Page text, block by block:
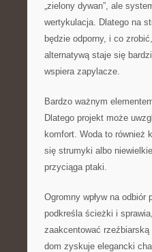
„zielony dywan”, ale
wertykulacja. Dlatego na
będzie odporny, i co
alternatywą staje się
wspiera zapylacze.
Bardzo ważnym
Dlatego projekt może
komfort. Woda to również
się strumyki albo
przyciąga ptaki.
Ogromny wpływ na odbiór
podkreśla ścieżki i
zaakcentować
dom zyskuje elegancki